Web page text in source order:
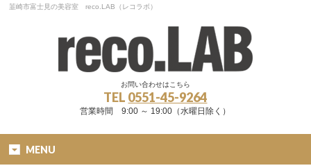
韮崎市富士見の美容室 reco.LAB（レコラボ）
お問い合わせはこちら
TEL 0551-45-9264
営業時間 9:00 ～ 19:00（水曜日除く）
MENU